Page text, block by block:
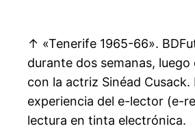
↑ «Tenerife 1965-66».
durante dos semanas,
con la actriz Sinéad
experiencia del e-lector (e-
lectura en tinta electrónica.